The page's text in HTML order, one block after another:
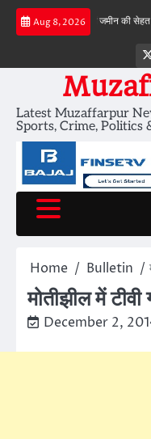
Skip
Aug 8, 2026
परियोजनाओं में जमीन की सेहत की जांच
Latest Muzaffarpur
Sports, Crime, Politics
Home Bulletin
मोतीझील में
December 2,